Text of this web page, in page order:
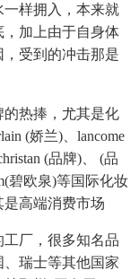
一样拥入，本来就
加上由于自身体
受到的冲击那是
热捧，尤其是化
(娇兰)、lancome
(品牌)、 (品
碧欧泉)等国际化妆
高端消费市场
厂，很多知名品
瑞士等其他国家